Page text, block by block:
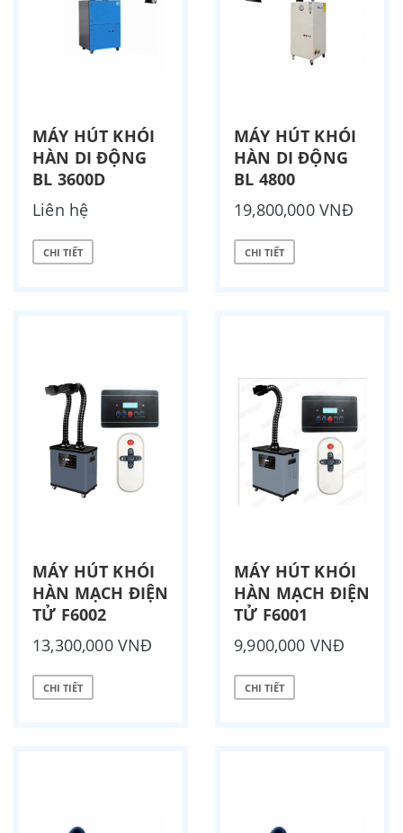
MÁY HÚT KHÓI
HÀN DI ĐỘNG
BL 3600D
Liên hệ
CHI TIẾT
MÁY HÚT KHÓI
HÀN DI ĐỘNG
BL 4800
19,800,000 VNĐ
CHI TIẾT
MÁY HÚT KHÓI
HÀN MẠCH ĐIỆN
TỬ F6002
13,300,000 VNĐ
CHI TIẾT
MÁY HÚT KHÓI
HÀN MẠCH ĐIỆN
TỬ F6001
9,900,000 VNĐ
CHI TIẾT